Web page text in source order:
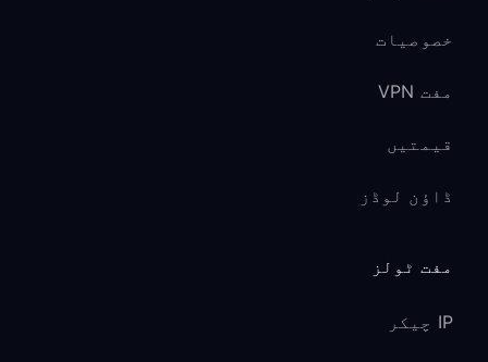
خصوصیات
مفت VPN
قیمتیں
ڈاؤن لوڈز
مفت ٹولز
IP چیکر